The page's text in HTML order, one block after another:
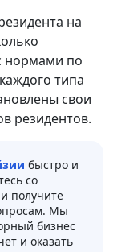
на
нормами по
типа
свои
резидентов.
быстро и
со
получите
Мы
бизнес
и оказать